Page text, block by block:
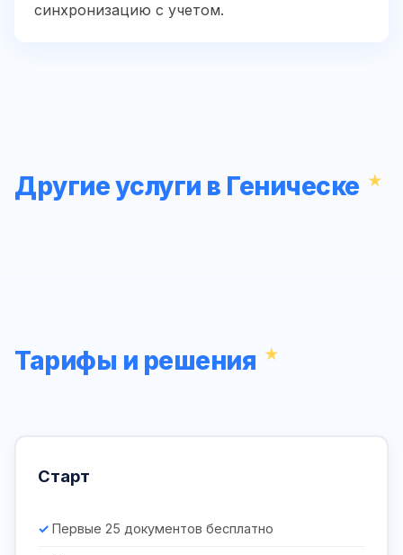
синхронизацию с учетом.
Другие услуги в Геническе
Тарифы и решения
Старт
Первые 25 документов бесплатно